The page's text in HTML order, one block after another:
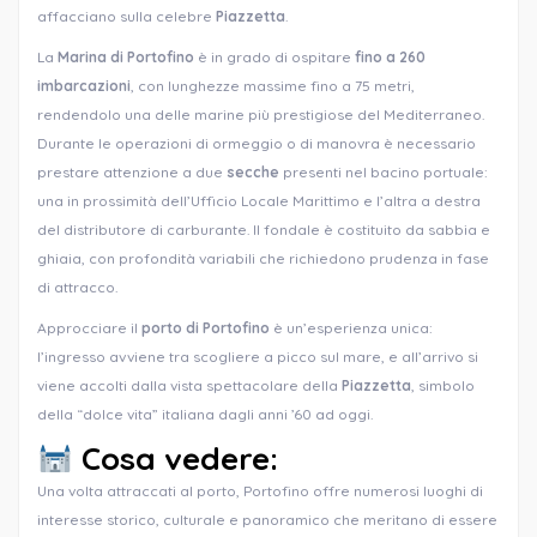
affacciano sulla celebre Piazzetta
La Marina di Portofino è in grado di ospitare fino a 260
imbarcazioni , con lunghezze massime fino a 75 metri,
rendendolo una delle marine più prestigiose del Mediterraneo.
Durante le operazioni di ormeggio o di manovra è necessario
prestare attenzione a due secche presenti nel bacino portuale:
una in prossimità dell’Ufficio Locale Marittimo e l’altra a destra
del distributore di carburante. Il fondale è costituito da sabbia e
ghiaia, con profondità variabili che richiedono prudenza in fase
di attracco.
Approcciare il porto di Portofino è un’esperienza unica:
l’ingresso avviene tra scogliere a picco sul mare, e all’arrivo si
viene accolti dalla vista spettacolare della Piazzetta , simbolo
della “dolce vita” italiana dagli anni ’60 ad oggi.
Cosa vedere:
Una volta attraccati al porto, Portofino offre numerosi luoghi di
interesse storico, culturale e panoramico che meritano di essere